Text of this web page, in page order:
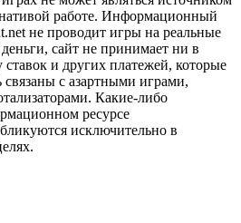
работе. Информационный
не проводит игры на реальные
сайт не принимает ни в
ставок и других платежей, которые
связаны с азартными играми,
Какие-либо
ресурсе
исключительно в